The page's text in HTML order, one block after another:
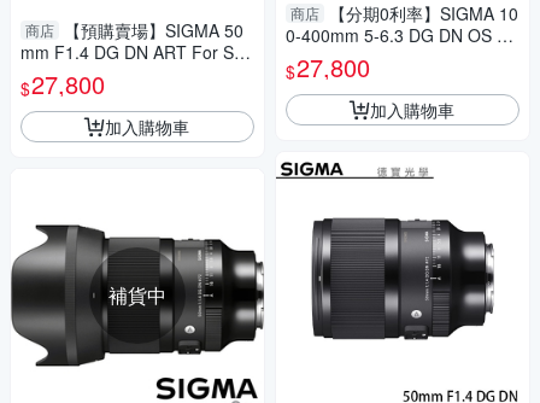
商店
【預購賣場】SIGMA 50
mm F1.4 DG DN ART For Son
y E mount 恆伸公司貨 德寶光
學 定焦 大光圈 人像
$27,800
加入購物車
補貨中
商店
【分期0利率】SIGMA 10
0-400mm 5-6.3 DG DN OS Co
ntemporary for E/L mount 恆
伸公司貨 飛羽 追星 棒球 必備
$27,800
加入購物車